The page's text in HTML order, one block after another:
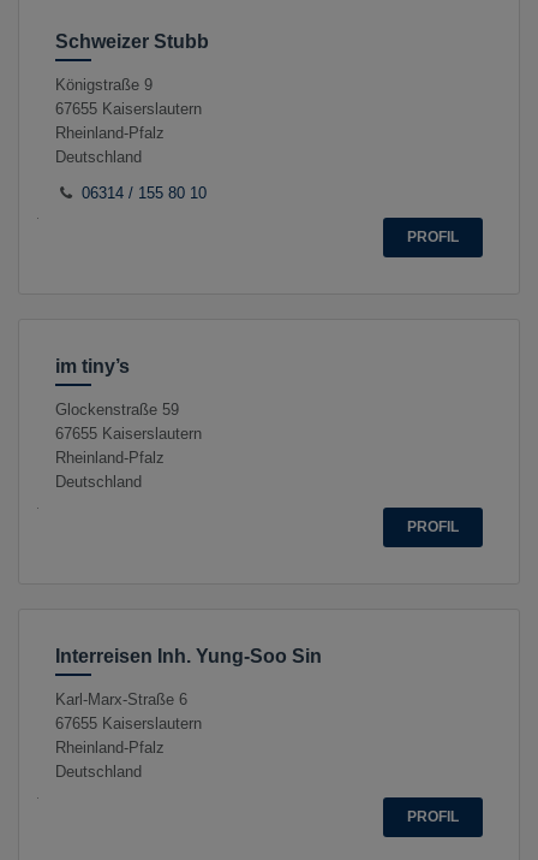
Schweizer Stubb
Königstraße 9
67655 Kaiserslautern
Rheinland-Pfalz
Deutschland
06314 / 155 80 10
PROFIL
im tiny’s
Glockenstraße 59
67655 Kaiserslautern
Rheinland-Pfalz
Deutschland
PROFIL
Interreisen Inh. Yung-Soo Sin
Karl-Marx-Straße 6
67655 Kaiserslautern
Rheinland-Pfalz
Deutschland
PROFIL